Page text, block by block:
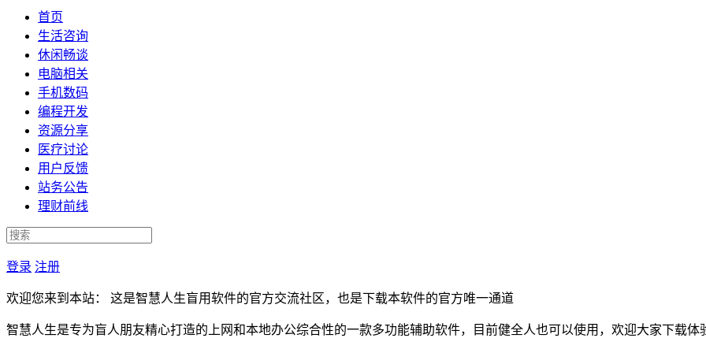
首页
生活咨询
休闲畅谈
电脑相关
手机数码
编程开发
资源分享
医疗讨论
用户反馈
站务公告
理财前线
登录 注册
欢迎您来到本站： 这是智慧人生盲用软件的官方交流社区，也是下载本软件的官方唯一通道
智慧人生是专为盲人朋友精心打造的上网和本地办公综合性的一款多功能辅助软件，目前健全人也可以使用，欢迎大家下载体